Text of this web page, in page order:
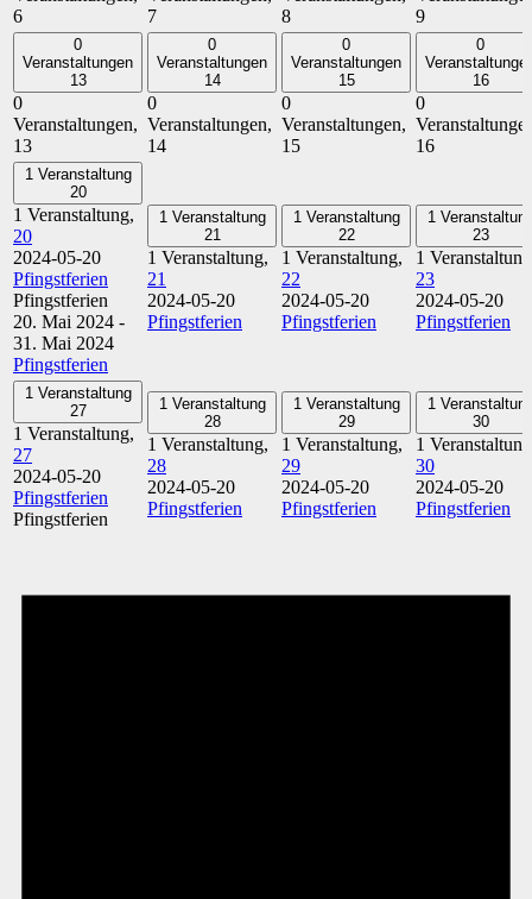
6
7
8
9
0
Veranstaltungen
13
0
Veranstaltungen,
13
0
Veranstaltungen
14
0
Veranstaltungen,
14
0
Veranstaltungen
15
0
Veranstaltungen,
15
0
16
0
16
1 Veranstaltung
20
1 Veranstaltung,
20
2024-05-20
Pfingstferien
Pfingstferien
20. Mai 2024 -
31. Mai 2024
Pfingstferien
1 Veranstaltung
21
1 Veranstaltung,
21
2024-05-20
Pfingstferien
1 Veranstaltung
22
1 Veranstaltung,
22
2024-05-20
Pfingstferien
1
23
1
23
2024-05-20
Pfingstferien
1 Veranstaltung
27
1 Veranstaltung,
27
2024-05-20
Pfingstferien
Pfingstferien
1 Veranstaltung
28
1 Veranstaltung,
28
2024-05-20
Pfingstferien
1 Veranstaltung
29
1 Veranstaltung,
29
2024-05-20
Pfingstferien
1
30
1
30
2024-05-20
Pfingstferien